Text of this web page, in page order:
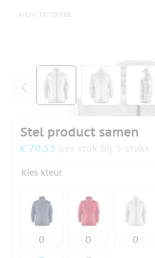
Art.nr. TB-100168
View larger image
View larger
Stel product samen
€ 70,53 per stuk bij 5 stuks
Kies kleur